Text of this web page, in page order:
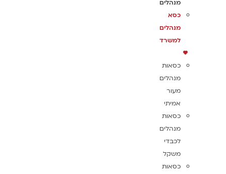
מנהלים
כסא
מנהלים
למשרד
כסאות
מנהלים
מעור
אמיתי
כסאות
מנהלים
לכבדי
משקל
כסאות